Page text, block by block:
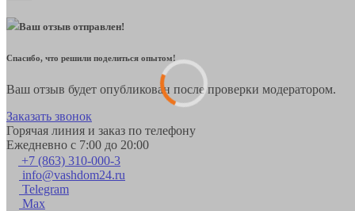
Ваш отзыв отправлен!
Спасибо, что решили поделиться опытом!
Ваш отзыв будет опубликован после проверки модератором.
Заказать звонок
Горячая линия и заказ по телефону
Ежедневно с 7:00 до 20:00
+7 (863) 310-000-3
info@vashdom24.ru
Telegram
Max